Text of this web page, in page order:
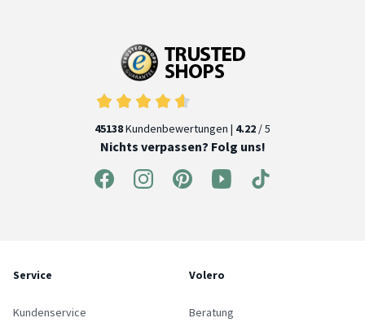
45138Kundenbewertungen | 4.22 / 5
Nichts verpassen? Folg uns!
Service
Kundenservice
Volero
Beratung